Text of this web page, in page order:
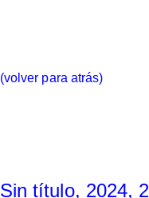
(volver para atrás)
Sin título, 2024,